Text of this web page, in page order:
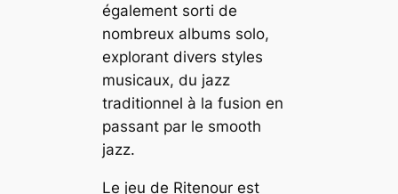
également sorti de
nombreux albums solo,
explorant divers styles
musicaux, du jazz
traditionnel à la fusion en
passant par le smooth
jazz.
Le jeu de Ritenour est